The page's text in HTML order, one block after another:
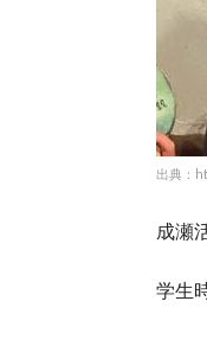
出典：
成瀬
学生